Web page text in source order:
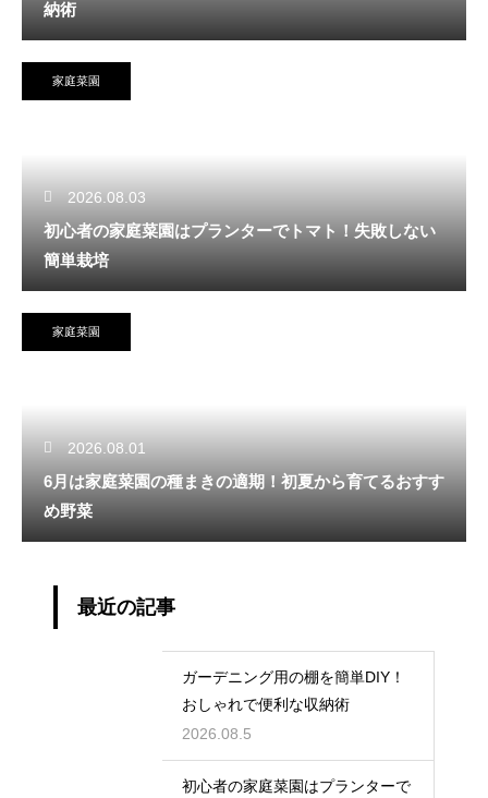
納術
家庭菜園
2026.08.03
初心者の家庭菜園はプランターでトマト！失敗しない
簡単栽培
家庭菜園
2026.08.01
6月は家庭菜園の種まきの適期！初夏から育てるおすす
め野菜
最近の記事
ガーデニング用の棚を簡単DIY！
おしゃれで便利な収納術
2026.08.5
初心者の家庭菜園はプランターで